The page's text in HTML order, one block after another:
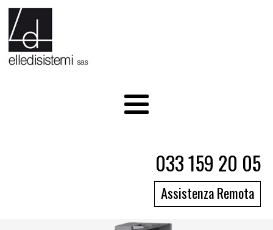
033 159 20 05
Assistenza Remota